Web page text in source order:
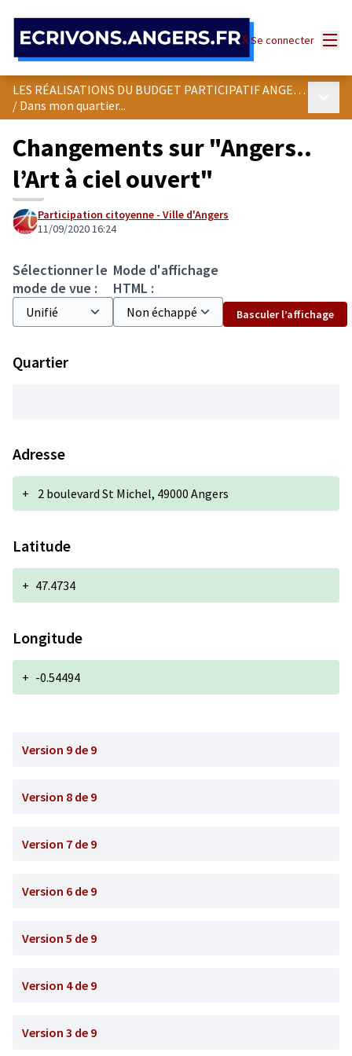
Se connecter
LES RÉALISATIONS DU BUDGET PARTICIPATIF ANGEVIN
/ Dans mon quartier...
Changements sur "Angers..
l’Art à ciel ouvert"
Participation citoyenne - Ville d'Angers
11/09/2020 16:24
Sélectionner le
mode de vue :
Mode d'affichage
HTML :
Basculer l’affichage
Quartier
Adresse
+ 2 boulevard St Michel, 49000 Angers
Latitude
+ 47.4734
Longitude
+ -0.54494
Version 9 de 9
Version 8 de 9
Version 7 de 9
Version 6 de 9
Version 5 de 9
Version 4 de 9
Version 3 de 9